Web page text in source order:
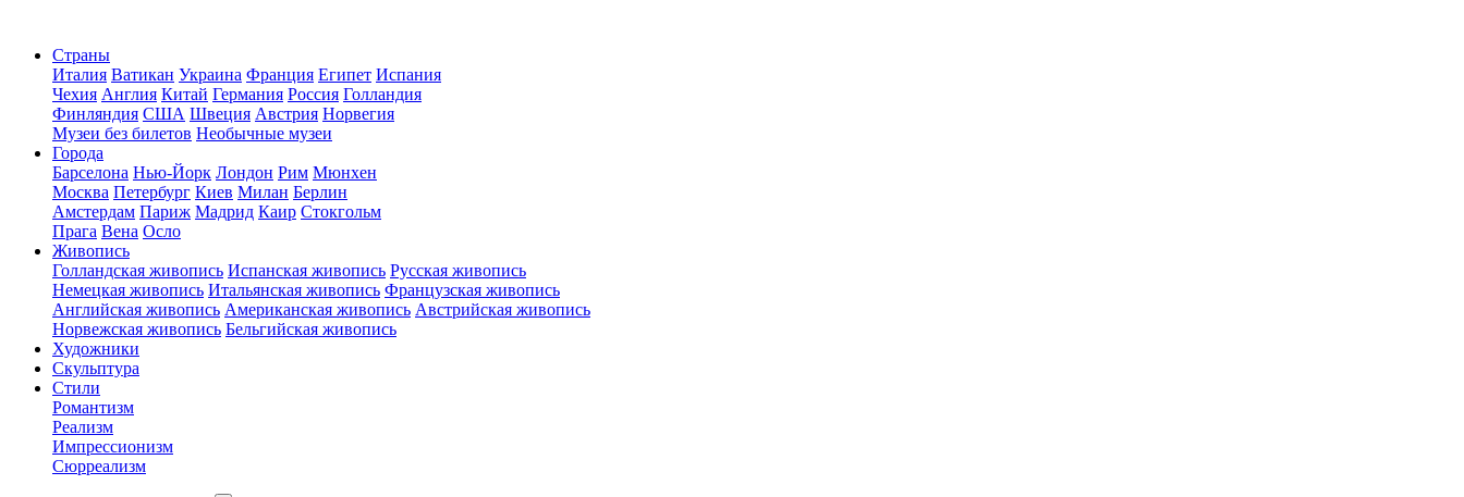
Страны
Италия Ватикан Украина Франция Египет Испания
Чехия Англия Китай Германия Россия Голландия
Финляндия США Швеция Австрия Норвегия
Музеи без билетов Необычные музеи
Города
Барселона Нью-Йорк Лондон Рим Мюнхен
Москва Петербург Киев Милан Берлин
Амстердам Париж Мадрид Каир Стокгольм
Прага Вена Осло
Живопись
Голландская живопись Испанская живопись Русская живопись
Немецкая живопись Итальянская живопись Французская живопись
Английская живопись Американская живопись Австрийская живопись
Норвежская живопись Бельгийская живопись
Художники
Скульптура
Стили
Романтизм
Реализм
Импрессионизм
Сюрреализм